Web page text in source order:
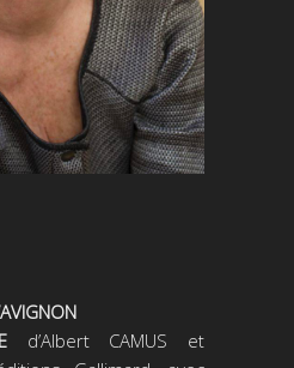
d’Albert CAMUS et